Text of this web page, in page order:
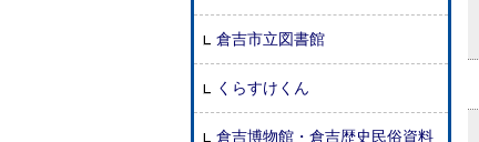
倉吉市立図書館
くらすけくん
倉吉博物館・倉吉歴史民俗資料